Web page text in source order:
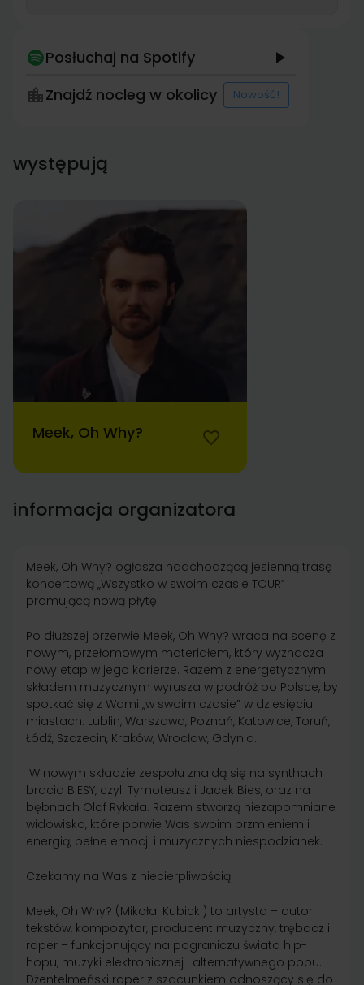
Posłuchaj na Spotify
Znajdź nocleg w okolicy
Nowość!
występują
Meek, Oh Why?
informacja organizatora
Meek, Oh Why? ogłasza nadchodzącą jesienną trasę
koncertową „Wszystko w swoim czasie TOUR”
promującą nową płytę.
Po dłuższej przerwie Meek, Oh Why? wraca na scenę z
nowym, przełomowym materiałem, który wyznacza
nowy etap w jego karierze. Razem z energetycznym
składem muzycznym wyrusza w podróż po Polsce, by
spotkać się z Wami „w swoim czasie” w dziesięciu
miastach: Lublin, Warszawa, Poznań, Katowice, Toruń,
Łódź, Szczecin, Kraków, Wrocław, Gdynia.
W nowym składzie zespołu znajdą się na synthach
bracia BIESY, czyli Tymoteusz i Jacek Bies, oraz na
bębnach Olaf Rykała. Razem stworzą niezapomniane
widowisko, które porwie Was swoim brzmieniem i
energią, pełne emocji i muzycznych niespodzianek.
Czekamy na Was z niecierpliwością!
Meek, Oh Why? (Mikołaj Kubicki) to artysta – autor
tekstów, kompozytor, producent muzyczny, trębacz i
raper – funkcjonujący na pograniczu świata hip-
hopu, muzyki elektronicznej i alternatywnego popu.
Dżentelmeński raper z szacunkiem odnoszący się do